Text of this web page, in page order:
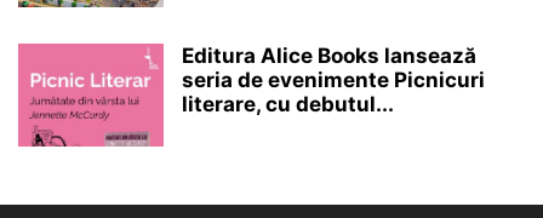
Editura Alice Books lansează
seria de evenimente Picnicuri
literare, cu debutul...